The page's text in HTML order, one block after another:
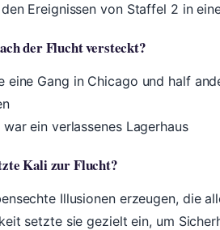
Ereignissen von Staffel 2 in
der Flucht versteckt?
eine Gang in Chicago und half
ein verlassenes Lagerhaus
Kali zur Flucht?
Illusionen erzeugen, die
setzte sie gezielt ein, um